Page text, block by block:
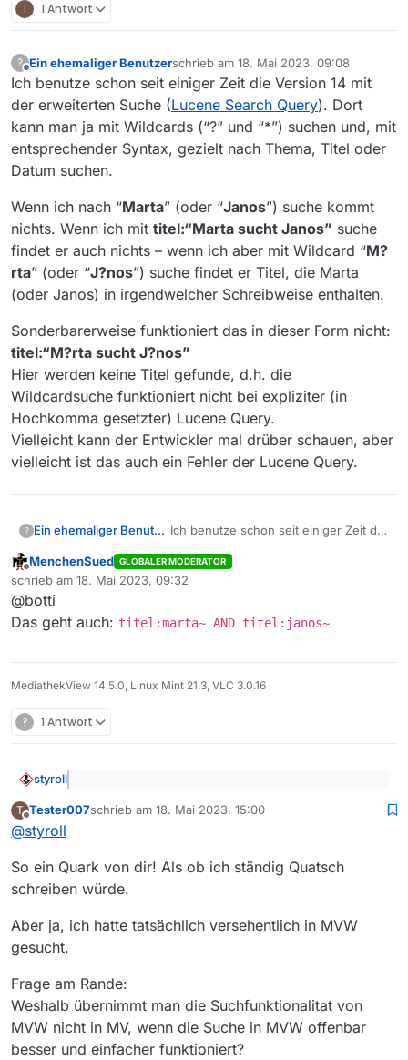
T 1 Antwort
?
Offline
Ein ehemaliger Benutzerschrieb am 18. Mai 2023, 09:08
zuletzt editiert von
Ich benutze schon seit einiger Zeit die Version 14 mit
der erweiterten Suche (Lucene Search Query). Dort
kann man ja mit Wildcards (“?” und “*”) suchen und, mit
entsprechender Syntax, gezielt nach Thema, Titel oder
Datum suchen.
Wenn ich nach “Marta” (oder “Janos”) suche kommt
nichts. Wenn ich mit titel:“Marta sucht Janos” suche
findet er auch nichts – wenn ich aber mit Wildcard “M?
rta” (oder “J?nos”) suche findet er Titel, die Marta
(oder Janos) in irgendwelcher Schreibweise enthalten.
Sonderbarerweise funktioniert das in dieser Form nicht:
titel:“M?rta sucht J?nos”
Hier werden keine Titel gefunde, d.h. die
Wildcardsuche funktioniert nicht bei expliziter (in
Hochkomma gesetzter) Lucene Query.
Vielleicht kann der Entwickler mal drüber schauen, aber
vielleicht ist das auch ein Fehler der Lucene Query.
? Ein ehemaliger Benutzer Ich benutze schon seit einiger Zeit die
(Lucene Search Query
man ja mit Wildcards (“?” und “*”)
Syntax, gezielt nach Thema, Titel oder
Wenn ich nach “
“Janos
suche findet er auch nichts – wenn
ich aber mit Wildcard “
Schreibweise enthalten.
dieser Form nicht:
titel:“M?rta sucht J?nos”
bei expliziter (in Hochkomma
Offline
MenchenSued GLOBALER MODERATOR
schrieb am 18. Mai 2023, 09:32
zuletzt editiert von
@botti
Das geht auch: titel:marta~ AND titel:janos~
MediathekView 14.5.0, Linux Mint 21.3, VLC 3.0.16
? 1 Antwort
styroll
Bereits die Eingabe von Marta genügt, damit die
Was
erwähnte, kann jeder, der lesen kann (es
geht da um die MV-Suche, nicht um die MVW-Suche),
reproduzieren…
T
Offline
Tester007schrieb am 18. Mai 2023, 15:00
zuletzt editiert von
@styroll
So ein Quark von dir! Als ob ich ständig Quatsch
schreiben würde.
Aber ja, ich hatte tatsächlich versehentlich in MVW
gesucht.
Frage am Rande:
Weshalb übernimmt man die Suchfunktionalitat von
MVW nicht in MV, wenn die Suche in MVW offenbar
besser und einfacher funktioniert?